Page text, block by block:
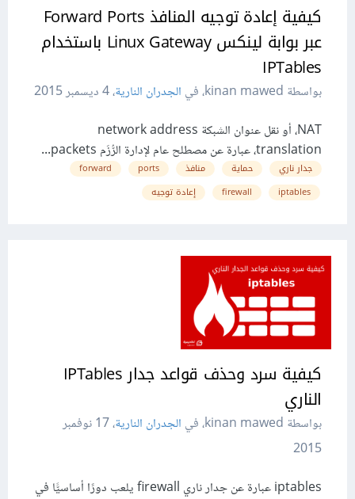
كيفية إعادة توجيه المنافذ Forward Ports
عبر بوابة لينكس Linux Gateway باستخدام
IPTables
بواسطة kinan mawed، في الجدران النارية،4 ديسمبر 2015
NAT، أو نقل عنوان الشبكة network address
translation، عبارة عن مصطلح عام لإدارة الرُّزَم packets...
جدار ناري حماية منافذ ports
forward
iptables
firewall إعادة توجيه
كيفية سرد وحذف قواعد جدار IPTables
الناري
بواسطة kinan mawed، في الجدران النارية،
17 نوفمبر
2015
iptables عبارة عن جدار ناري firewall يلعب دورًا أساسيًّا في